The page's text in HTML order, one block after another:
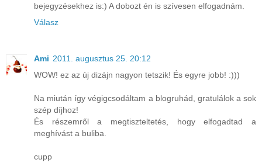
bejegyzésekhez is:) A dobozt én is szívesen elfogadnám.
Válasz
Ami 2011. augusztus 25. 20:12
WOW! ez az új dizájn nagyon tetszik! És egyre jobb! :)))
Na miután így végigcsodáltam a blogruhád, gratulálok a sok
szép díjhoz!
És részemről a megtiszteltetés, hogy elfogadtad a
meghívást a buliba.
cupp